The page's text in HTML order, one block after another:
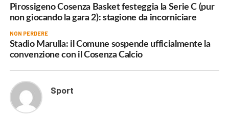
Pirossigeno Cosenza Basket festeggia la Serie C (pur
non giocando la gara 2): stagione da incorniciare
NON PERDERE
Stadio Marulla: il Comune sospende ufficialmente la
convenzione con il Cosenza Calcio
Sport